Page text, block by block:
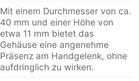
Mit einem Durchmesser von ca.
40 mm und einer Höhe von
etwa 11 mm bietet das
Gehäuse eine angenehme
Präsenz am Handgelenk, ohne
aufdringlich zu wirken.